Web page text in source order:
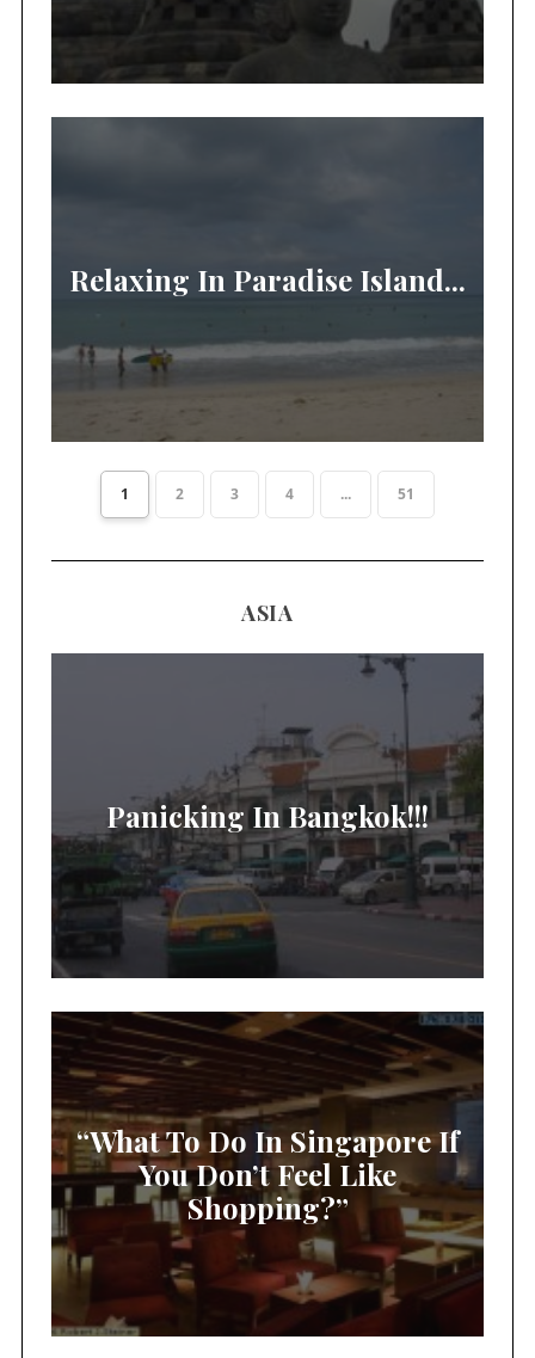
Relaxing In Paradise Island...
1 2 3 4 ... 51
ASIA
Panicking In Bangkok!!!
“What To Do In Singapore If
You Don’t Feel Like
Shopping?”